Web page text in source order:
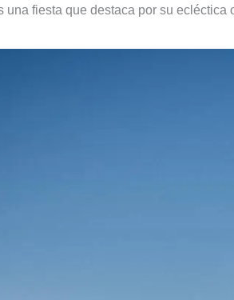
una fiesta que destaca por su